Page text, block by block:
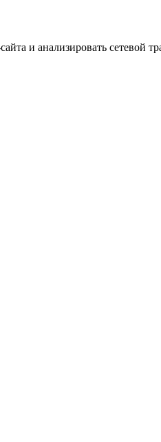
и анализировать сетевой